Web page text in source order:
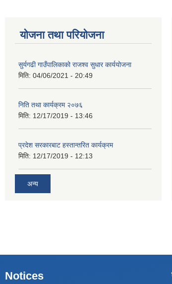
योजना तथा परियोजना
सुर्यगढी गाउँपालिकाको राजश्व सुधार कार्ययोजना
मिति: 04/06/2021 - 20:49
निति तथा कार्यक्रम २०७६
मिति: 12/17/2019 - 13:46
प्रदेश सरकारबाट हस्तान्तरित कार्यक्रम
मिति: 12/17/2019 - 12:13
अन्य
Notices